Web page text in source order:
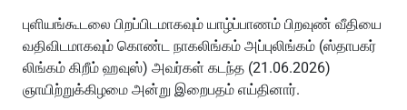
புளியங்கூடலை பிறப்பிடமாகவும் யாழ்ப்பாணம் பிறவுண் வீதியை
வதிவிடமாகவும் கொண்ட நாகலிங்கம் அப்புலிங்கம் (ஸ்தாபகர்
லிங்கம் கிறீம் ஹவுஸ்) அவர்கள் கடந்த (21.06.2026)
ஞாயிற்றுக்கிழமை அன்று இறைபதம் எய்தினார்.